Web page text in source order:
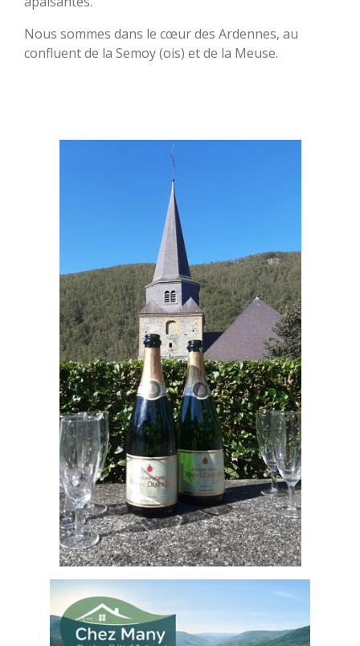
Nous sommes dans le cœur des Ardennes, au
confluent de la Semoy (ois) et de la Meuse.